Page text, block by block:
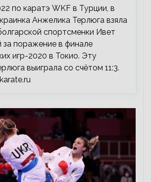
по каратэ WKF в Турции, в
Анжелика Терлюга взяла
спортсменки Ивет
за поражение в финале
игр-2020 в Токио. Эту
выиграла со счётом 11:3.